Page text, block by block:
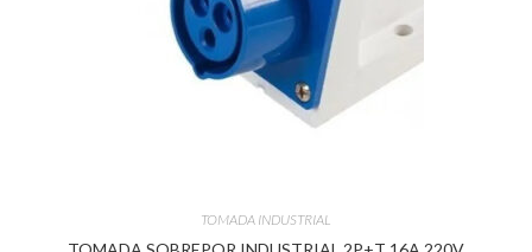
TOMADA INDUSTRIAL